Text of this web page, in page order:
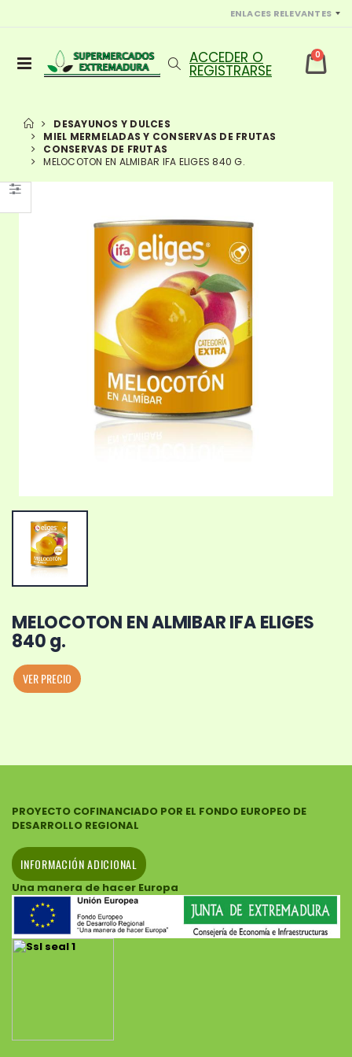
ENLACES RELEVANTES
0
DESAYUNOS Y DULCES
MIEL MERMELADAS Y CONSERVAS DE FRUTAS
CONSERVAS DE FRUTAS
MELOCOTON EN ALMIBAR IFA ELIGES 840 G.
MELOCOTON EN ALMIBAR IFA ELIGES
840 g.
VER PRECIO
PROYECTO COFINANCIADO POR EL FONDO EUROPEO DE
DESARROLLO REGIONAL
INFORMACIÓN ADICIONAL
Una manera de hacer Europa